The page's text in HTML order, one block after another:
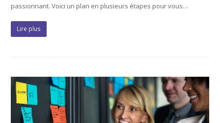
passionnant. Voici un plan en plusieurs étapes pour vous…
Lire plus